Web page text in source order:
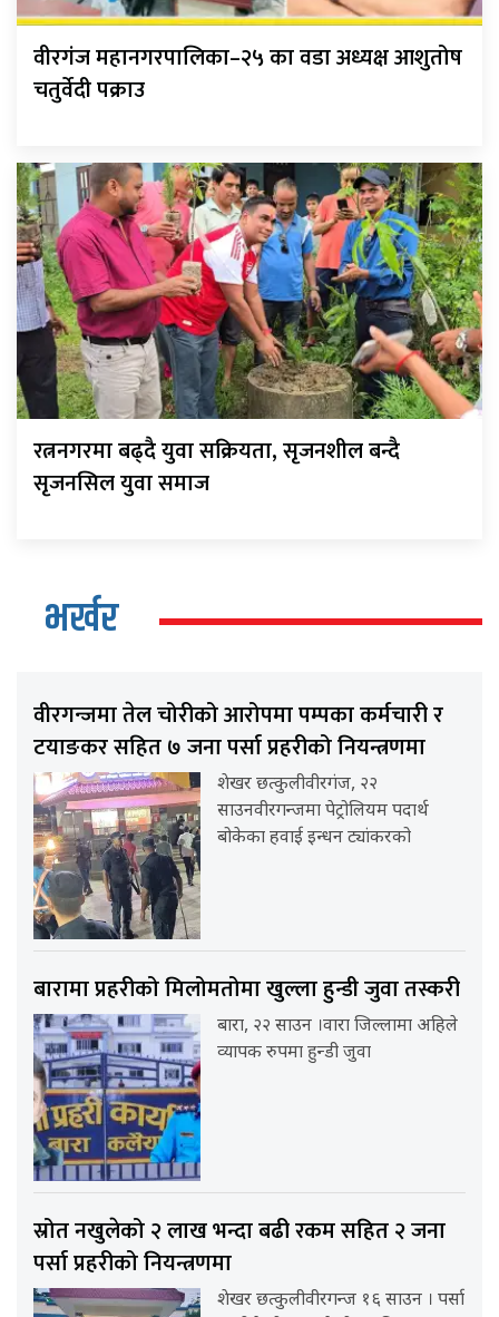
वीरगंज महानगरपालिका–२५ का वडा अध्यक्ष आशुतोष
चतुर्वेदी पक्राउ
रत्ननगरमा बढ्दै युवा सक्रियता, सृजनशील बन्दै
सृजनसिल युवा समाज
भर्खर
वीरगन्जमा तेल चोरीको आरोपमा पम्पका कर्मचारी र
टयाङकर सहित ७ जना पर्सा प्रहरीको नियन्त्रणमा
शेखर छत्कुलीवीरगंज, २२
साउनवीरगन्जमा पेट्रोलियम पदार्थ
बोकेका हवाई इन्धन ट्यांकरको
बारामा प्रहरीको मिलोमतोमा खुल्ला हुन्डी जुवा तस्करी
बारा, २२ साउन ।वारा जिल्लामा अहिले
व्यापक रुपमा हुन्डी जुवा
स्रोत नखुलेको २ लाख भन्दा बढी रकम सहित २ जना
पर्सा प्रहरीको नियन्त्रणमा
शेखर छत्कुलीवीरगन्ज १६ साउन । पर्सा